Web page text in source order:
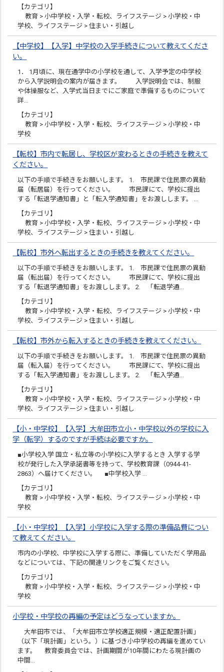
【カテゴリ】
教育 > 小中学校・入学・転校、ライフステージ > 小学校・中
学校、ライフステージ > 住まい・引越し
【中学校】【入学】中学校の入学手続きについて教えてくださ
い。
1． 1月頃に、現在通学中の小学校を通して、入学予定の中学校
から入学説明会の案内が届きます。 入学説明会では、制服
や体操服など、入学式当日までにご家庭で準備するものについて
詳…
【カテゴリ】
教育 > 小中学校・入学・転校、ライフステージ > 小学校・中
学校
【転校】市内で転居し、学校区が変わるときの手続きを教えて
ください。
以下の手順で手続きをお願いします。 1. 市民課で住民票の異動
届（転居届）を行ってください。 市民課にて、学校に提出
する「転退学通知書」と「転入学通知書」をお渡しします。 …
【カテゴリ】
教育 > 小中学校・入学・転校、ライフステージ > 小学校・中
学校、ライフステージ > 住まい・引越し
【転校】市外へ転出するときの手続きを教えてください。
以下の手順で手続きをお願いします。 1. 市民課で住民票の異動
届（転出届）を行ってください。 市民課にて、学校に提出
する「転退学通知書」をお渡しします。 2. 「転退学通…
【カテゴリ】
教育 > 小中学校・入学・転校、ライフステージ > 小学校・中
学校、ライフステージ > 住まい・引越し
【転校】市外から転入するときの手続きを教えてください。
以下の手順で手続きをお願いします。 1. 市民課で住民票の異動
届（転入届）を行ってください。 市民課にて、学校に提出
する「転入学通知書」をお渡しします。 2. 「転入学通…
【カテゴリ】
教育 > 小中学校・入学・転校、ライフステージ > 小学校・中
学校、ライフステージ > 住まい・引越し
【小・中学校】【入学】大牟田市立小・中学校以外の学校に入
学（転学）するのですが手続は必要ですか。
■小学校入学 国立・私立等の小学校に入学するとき 入学する学
校が発行した入学承諾書等を持って、学校教育課（0944-41-
2863）へ届けてください。 ■中学校入学 …
【カテゴリ】
教育 > 小中学校・入学・転校、ライフステージ > 小学校・中
学校
【小・中学校】【入学】小学校に入学する際の準備品費につい
て教えてください。
市内の小学校、中学校に入学する際に、準備していただく学用品
などについては、下記の関連リンクをご覧ください。
【カテゴリ】
教育 > 小中学校・入学・転校、ライフステージ > 小学校・中
学校
小学校・中学校の再編の予定はどうなっていますか。
大牟田市では、「大牟田市立学校適正規模・適正配置計画」
（以下「現計画」という。）に基づき小中学校の再編を進めてい
ます。 教育委員会では、計画期間が10年間にわたる現計画の
中間…